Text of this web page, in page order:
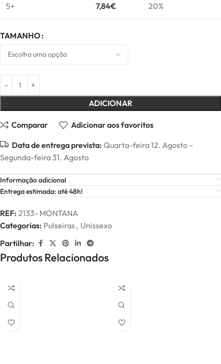
5+ 7,84€ 20%
TAMANHO
ADICIONAR
Comparar Adicionar aos favoritos
Data de entrega prevista: Quarta-feira 12. Agosto –
Segunda-feira 31. Agosto
Informação adicional
Entrega estimada: até 48h!
REF: 2133- MONTANA
Categorias: Pulseiras, Unissexo
Partilhar:
Produtos Relacionados